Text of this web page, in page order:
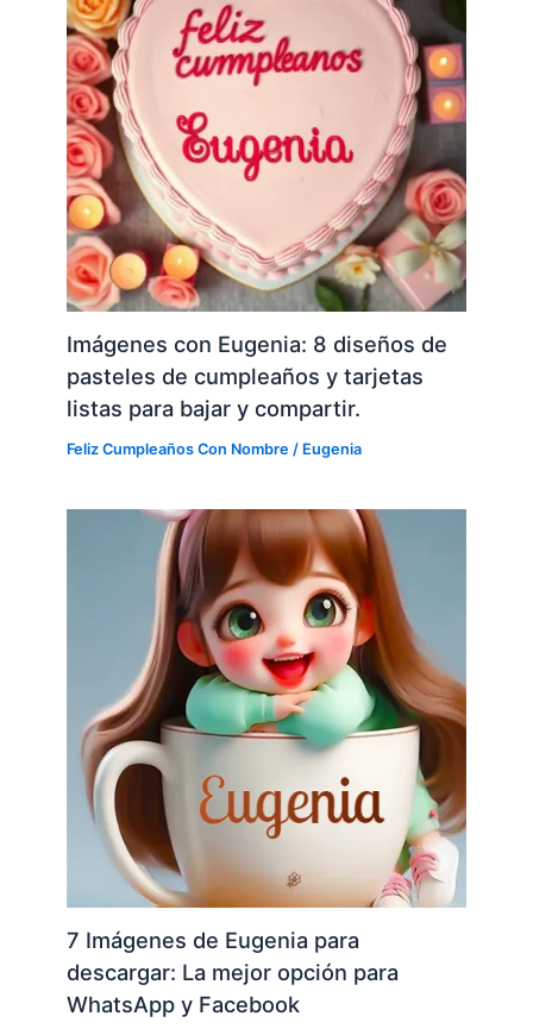
Imágenes con Eugenia: 8 diseños de
pasteles de cumpleaños y tarjetas
listas para bajar y compartir.
Feliz Cumpleaños Con Nombre / Eugenia
7 Imágenes de Eugenia para
descargar: La mejor opción para
WhatsApp y Facebook